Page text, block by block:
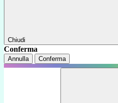
Chiudi
Conferma
Annulla Conferma